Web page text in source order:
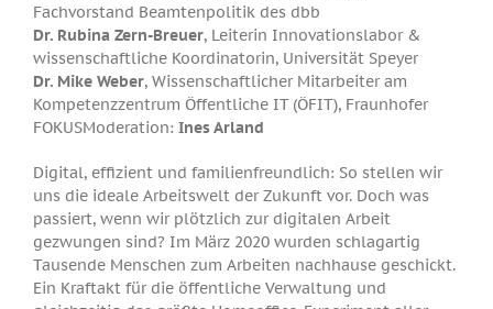
Fachvorstand Beamtenpolitik des dbb
Dr. Rubina Zern-Breuer, Leiterin Innovationslabor &
wissenschaftliche Koordinatorin, Universität Speyer
Dr. Mike Weber, Wissenschaftlicher Mitarbeiter am
Kompetenzzentrum Öffentliche IT (ÖFIT), Fraunhofer
FOKUSModeration: Ines Arland
Digital, effizient und familienfreundlich: So stellen wir
uns die ideale Arbeitswelt der Zukunft vor. Doch was
passiert, wenn wir plötzlich zur digitalen Arbeit
gezwungen sind? Im März 2020 wurden schlagartig
Tausende Menschen zum Arbeiten nachhause geschickt.
Ein Kraftakt für die öffentliche Verwaltung und